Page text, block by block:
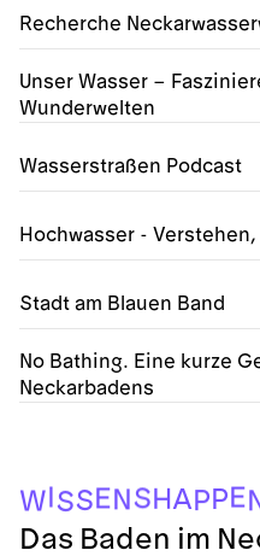
Recherche
Unser Wasser –
Wunderwelten
Wasserstraßen Podcast
Hochwasser -
Stadt am Blauen Band
No Bathing. Eine kurze
Neckarbadens
WI
SSENSHAP PE
Das Baden im